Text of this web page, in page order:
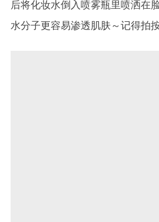
后将化妆水倒入喷雾瓶里喷洒在
水分子更容易渗透肌肤～记得拍